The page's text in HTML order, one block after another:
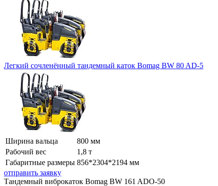
Легкий сочленённый тандемный каток Bomag BW 80 AD-5
Ширина вальца
800 мм
Рабочий вес
1,8 т
Габаритные размеры 856*2304*2194 мм
отправить заявку
Тандемный виброкаток Bomag BW 161 ADO-50